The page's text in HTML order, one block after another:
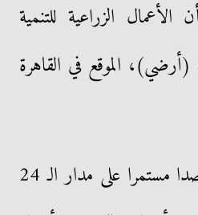
الأعمال الزراعية للتنمية
(أرضي)، الموقع في القاهرة
ونقدم لكم تغطية ورصدا مستمرا على مدار الـ 24